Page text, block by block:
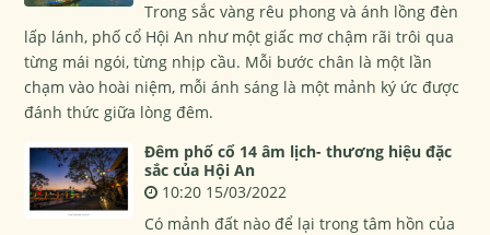
Trong sắc vàng rêu phong và ánh lồng đèn
lấp lánh, phố cổ Hội An như một giấc mơ chậm rãi trôi qua
từng mái ngói, từng nhịp cầu. Mỗi bước chân là một lần
chạm vào hoài niệm, mỗi ánh sáng là một mảnh ký ức được
đánh thức giữa lòng đêm.
Đêm phố cổ 14 âm lịch- thương hiệu đặc
sắc của Hội An
10:20 15/03/2022
Có mảnh đất nào để lại trong tâm hồn của